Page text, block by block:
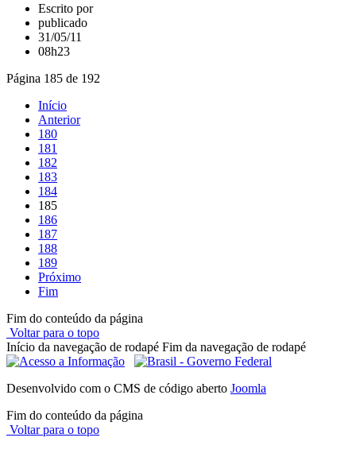
Escrito por
publicado
31/05/11
08h23
Página 185 de 192
Início
Anterior
180
181
182
183
184
185
186
187
188
189
Próximo
Fim
Fim do conteúdo da página
Voltar para o topo
Início da navegação de rodapé Fim da navegação de rodapé
Desenvolvido com o CMS de código aberto Joomla
Fim do conteúdo da página
Voltar para o topo